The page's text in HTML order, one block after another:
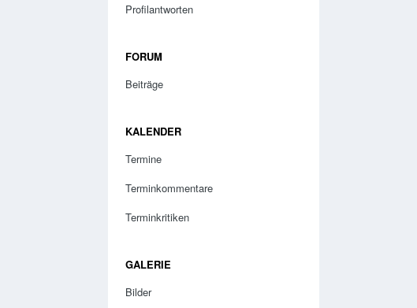
Profilantworten
FORUM
Beiträge
KALENDER
Termine
Terminkommentare
Terminkritiken
GALERIE
Bilder